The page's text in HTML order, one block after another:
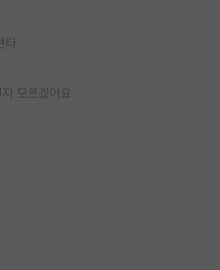
타
모르겠어요